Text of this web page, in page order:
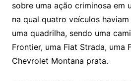
sobre uma ação criminosa em
na qual quatro veículos
uma quadrilha, sendo uma
Frontier, uma Fiat Strada, uma
Chevrolet Montana prata.